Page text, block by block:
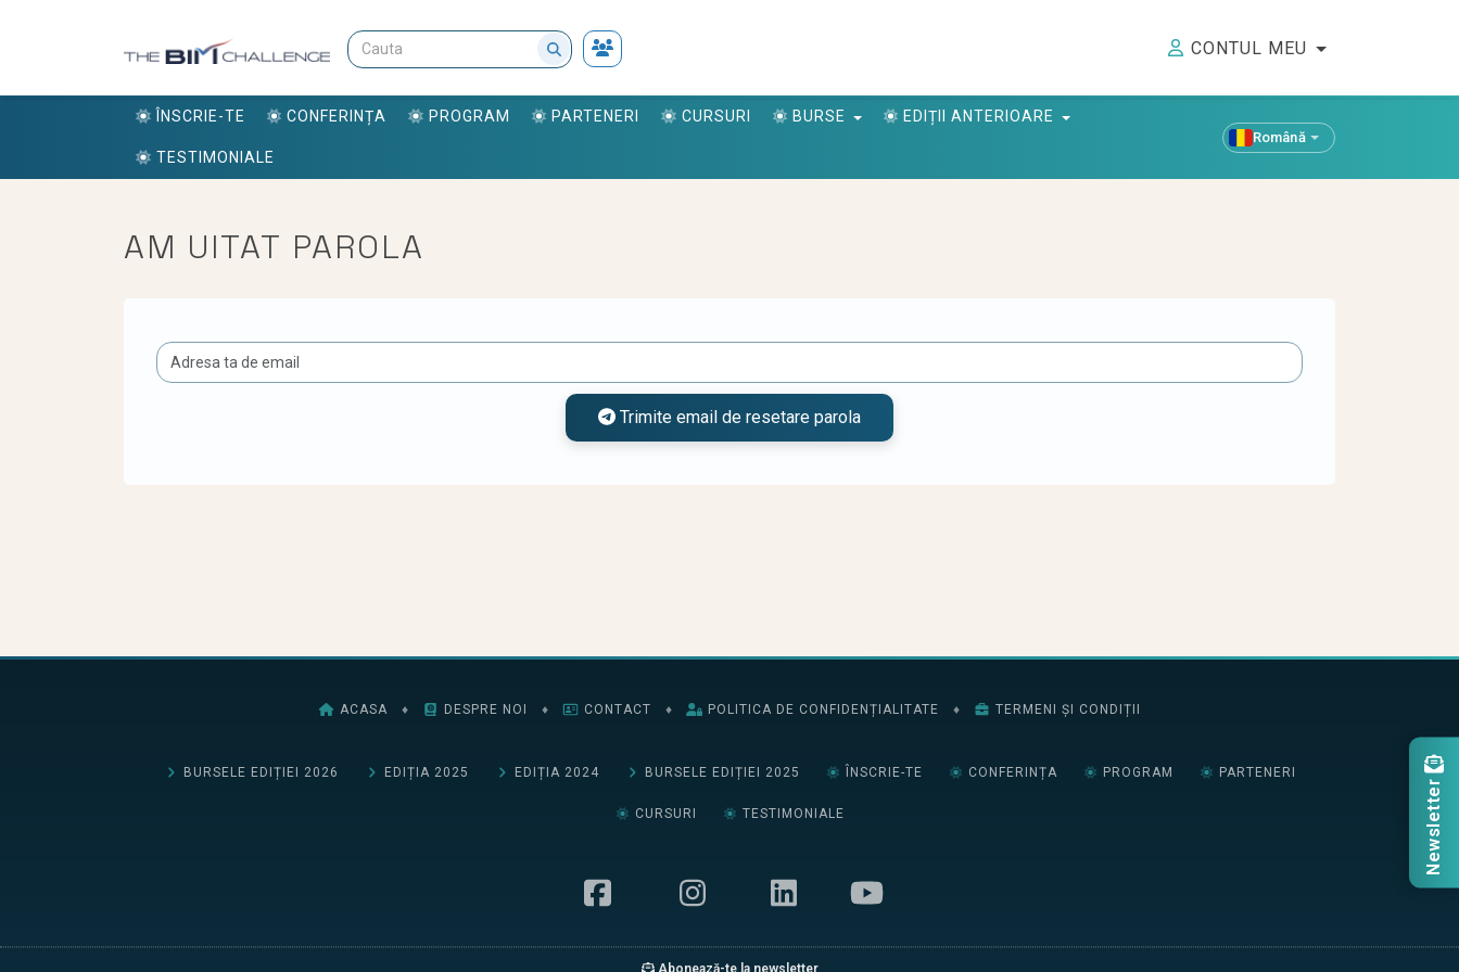
CONTUL MEU
ÎNSCRIE-TE CONFERINȚA PROGRAM PARTENERI CURSURI BURSE EDIȚII ANTERIOARE
TESTIMONIALE
Română
AM UITAT PAROLA
Trimite email de resetare parola
ACASA ♦ DESPRE NOI ♦ CONTACT ♦ POLITICA DE CONFIDENȚIALITATE ♦ TERMENI ȘI CONDIȚII
BURSELE EDIȚIEI 2026 EDIȚIA 2025 EDIȚIA 2024 BURSELE EDIȚIEI 2025 ÎNSCRIE-TE CONFERINȚA PROGRAM PARTENERI
CURSURI TESTIMONIALE Newsletter